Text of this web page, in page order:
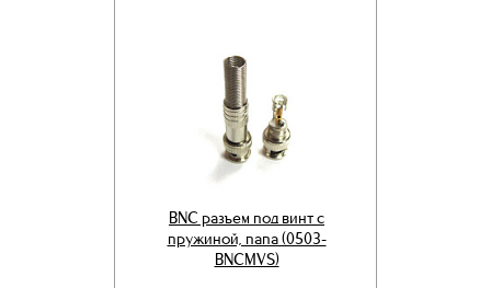
BNC разъем под винт с
пружиной, папа (0503-
BNCMVS)